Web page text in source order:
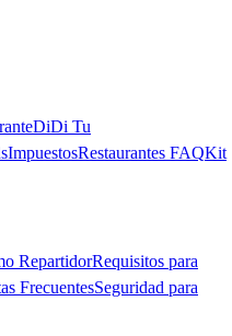
DiDi Tu
ImpuestosRestaurantes FAQKit
RepartidorRequisitos para
FrecuentesSeguridad para